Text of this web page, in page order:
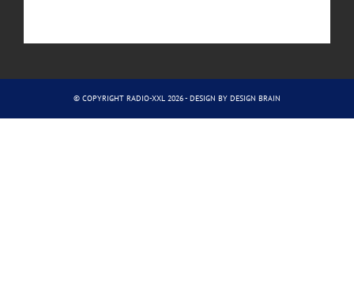
© COPYRIGHT RADIO-XXL 2026 - DESIGN BY DESIGN BRAIN